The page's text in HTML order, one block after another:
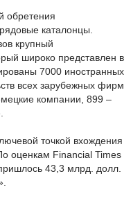
обретения
каталонцы.
крупный
широко представлен в
7000 иностранных
всех зарубежных фирм
компании, 899 –
точкой вхождения
оценкам Financial Times
43,3 млрд. долл.